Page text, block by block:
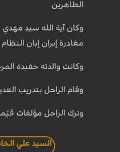
الطاهرين.
وكان آية الله سيد مهدي موسوي بجنوردي ،
مغادرة إيران إبان
وكانت والدته حفيدة
وقام الراحل بتدريب
وترك الراحل مؤلفات
السيد علي